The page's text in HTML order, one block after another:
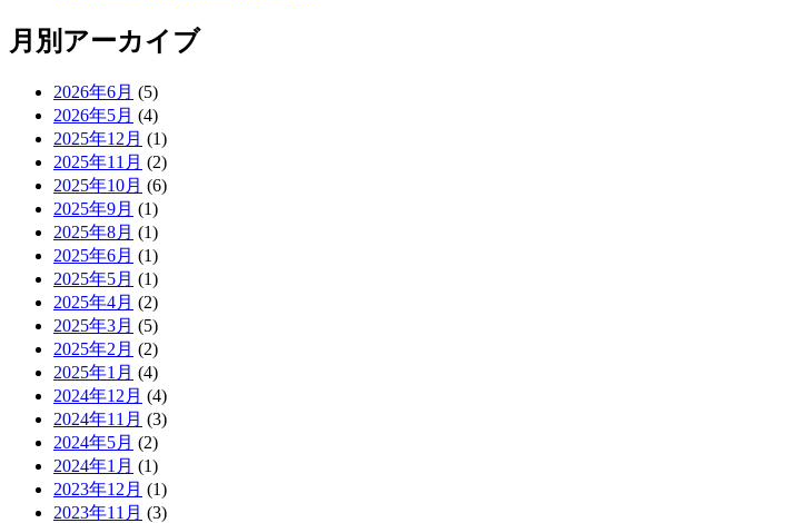
月別アーカイブ
2026年6月 (5)
2026年5月 (4)
2025年12月 (1)
2025年11月 (2)
2025年10月 (6)
2025年9月 (1)
2025年8月 (1)
2025年6月 (1)
2025年5月 (1)
2025年4月 (2)
2025年3月 (5)
2025年2月 (2)
2025年1月 (4)
2024年12月 (4)
2024年11月 (3)
2024年5月 (2)
2024年1月 (1)
2023年12月 (1)
2023年11月 (3)